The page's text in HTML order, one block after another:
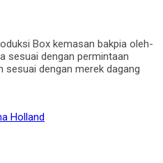
Box kemasan bakpia oleh-
sesuai dengan permintaan
dengan merek dagang